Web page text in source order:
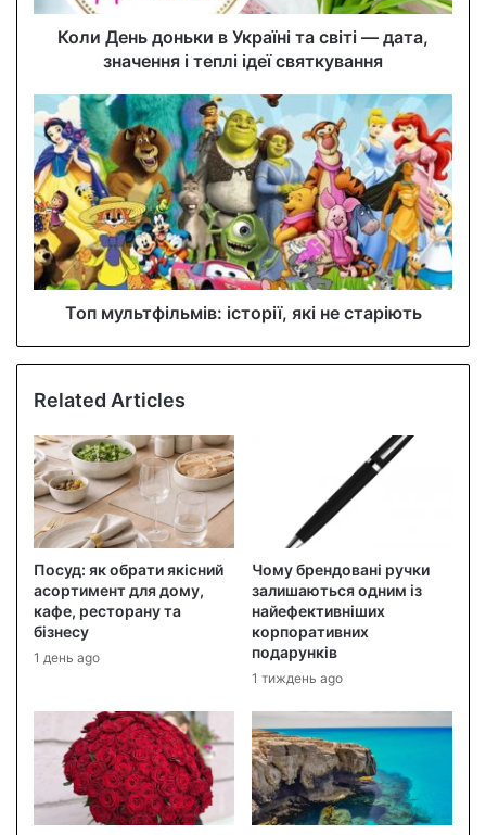
s
Коли День доньки в Україні та світі — дата,
значення і теплі ідеї святкування
Топ мультфільмів: історії, які не старіють
Related Articles
Посуд: як обрати якісний
асортимент для дому,
кафе, ресторану та
бізнесу
1 день ago
Чому брендовані ручки
залишаються одним із
найефективніших
корпоративних
подарунків
1 тиждень ago